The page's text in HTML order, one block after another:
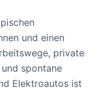
und einen
private
spontane
Elektroautos ist